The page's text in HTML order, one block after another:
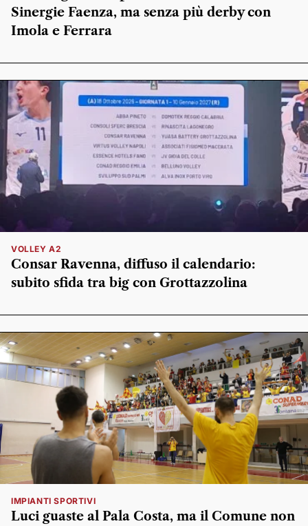
Sinergie Faenza, ma senza più derby con
Imola e Ferrara
VOLLEY A2
Consar Ravenna, diffuso il calendario:
subito sfida tra big con Grottazzolina
IMPIANTI SPORTIVI
Luci guaste al Pala Costa, ma il Comune non